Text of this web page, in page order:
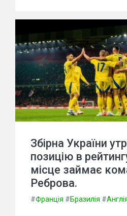
Збірна України
позицію в
місце займає
Реброва.
#Франція #Бразилія #